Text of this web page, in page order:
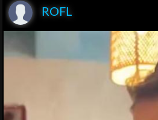
ROFL